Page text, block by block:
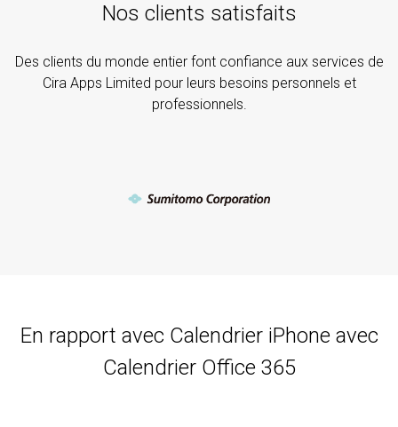
Nos clients satisfaits
Des clients du monde entier font confiance aux services de
Cira Apps Limited pour leurs besoins personnels et
professionnels.
En rapport avec Calendrier iPhone avec
Calendrier Office 365